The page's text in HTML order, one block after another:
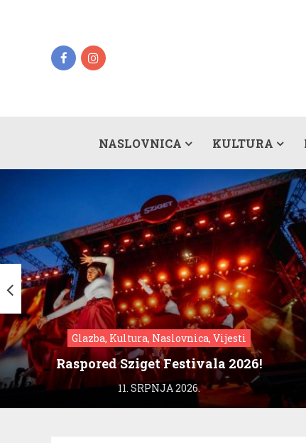
NASLOVNICA KULTURA
Glazba, Kultura, Naslovnica, Vijesti
Raspored Sziget Festivala 2026!
11. SRPNJA 2026.